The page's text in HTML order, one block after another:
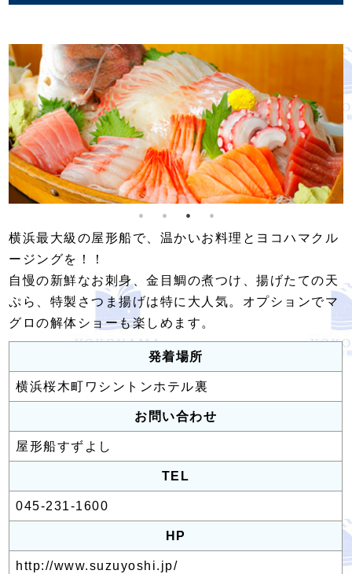
横浜最大級の屋形船で、温かいお料理とヨコハマクル
ージングを！！
自慢の新鮮なお刺身、金目鯛の煮つけ、揚げたての天
ぷら、特製さつま揚げは特に大人気。オプションでマ
グロの解体ショーも楽しめます。
発着場所
横浜桜木町ワシントンホテル裏
お問い合わせ
屋形船すずよし
TEL
045-231-1600
HP
http://www.suzuyoshi.jp/